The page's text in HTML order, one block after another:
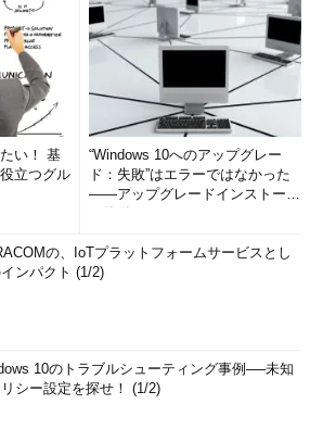
い！ 基
立つグル
“Windows 10へのアップグレー
ド：失敗”はエラーではなかった
――アップグレードインストール
の、IoTプラットフォームサービスとし
ンパクト (1/2)
10のトラブルシューティング事例──未知
シー設定を探せ！ (1/2)